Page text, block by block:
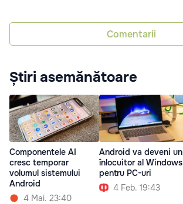
Comentarii
Știri asemănătoare
Componentele AI
cresc temporar
volumul sistemului
Android
4 Mai. 23:40
Android va deveni un
înlocuitor al Windows
pentru PC-uri
4 Feb. 19:43